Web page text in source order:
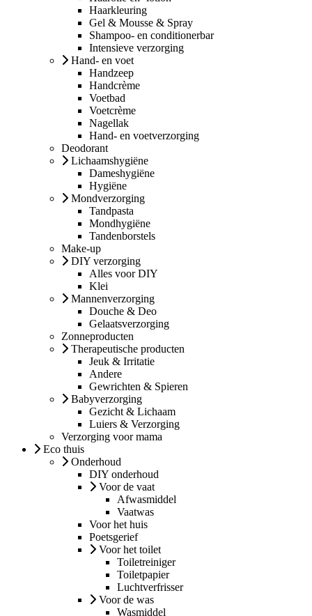
Haarkleuring
Gel & Mousse & Spray
Shampoo- en conditionerbar
Intensieve verzorging
Hand- en voet
Handzeep
Handcrème
Voetbad
Voetcrème
Nagellak
Hand- en voetverzorging
Deodorant
Lichaamshygiëne
Dameshygiëne
Hygiëne
Mondverzorging
Tandpasta
Mondhygiëne
Tandenborstels
Make-up
DIY verzorging
Alles voor DIY
Klei
Mannenverzorging
Douche & Deo
Gelaatsverzorging
Zonneproducten
Therapeutische producten
Jeuk & Irritatie
Andere
Gewrichten & Spieren
Babyverzorging
Gezicht & Lichaam
Luiers & Verzorging
Verzorging voor mama
Eco thuis
Onderhoud
DIY onderhoud
Voor de vaat
Afwasmiddel
Vaatwas
Voor het huis
Poetsgerief
Voor het toilet
Toiletreiniger
Toiletpapier
Luchtverfrisser
Voor de was
Wasmiddel